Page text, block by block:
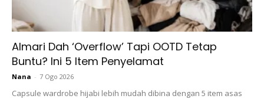
Almari Dah ‘Overflow’ Tapi OOTD Tetap
Buntu? Ini 5 Item Penyelamat
Nana - 7 Ogo 2026
Capsule wardrobe hijabi lebih mudah dibina dengan 5 item asas